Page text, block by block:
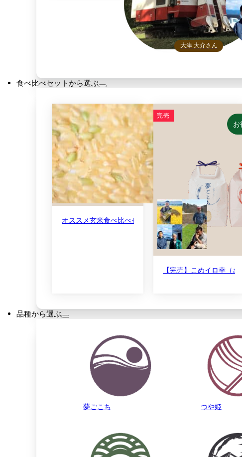
大津 大介さん
食べ比べセットから選ぶ
オススメ玄米食べ比べセット・尾形米穀店セレクション
お
完売
【完売】こめイロ幸（
品種から選ぶ
夢ごこち つや姫